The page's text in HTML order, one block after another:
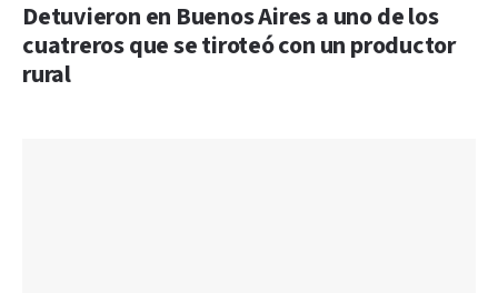
Detuvieron en Buenos Aires a uno de los
cuatreros que se tiroteó con un productor
rural